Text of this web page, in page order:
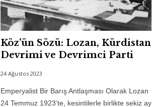
Köz’ün Sözü: Lozan, Kürdistan
Devrimi ve Devrimci Parti
24 Ağustos 2023
Emperyalist Bir Barış Antlaşması Olarak Lozan
24 Temmuz 1923’te, kesintilerle birlikte sekiz ay